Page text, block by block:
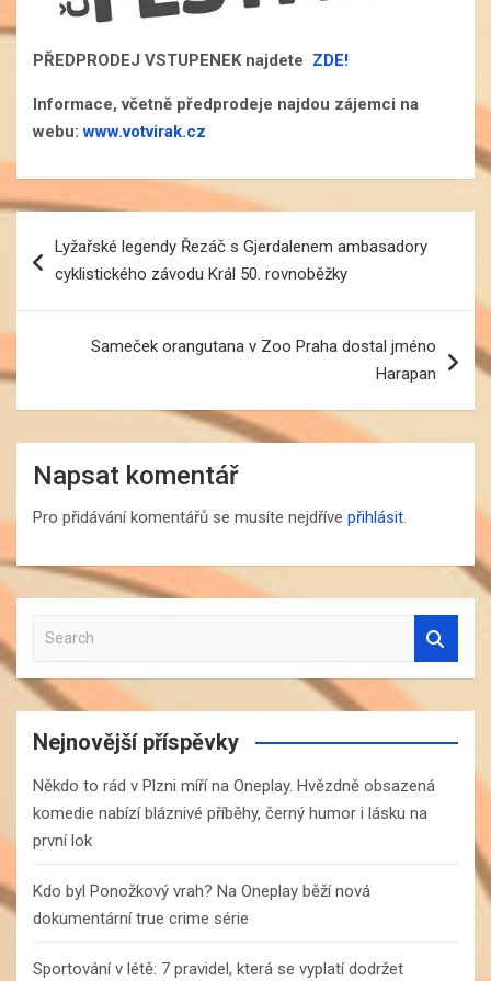
PŘEDPRODEJ VSTUPENEK najdete ZDE!
Informace, včetně předprodeje najdou zájemci na
webu: www.votvirak.cz
proLyžařské legendy Řezáč s Gjerdalenem ambasadory
cyklistického závodu Král 50. rovnoběžky
Sameček orangutana v Zoo Praha dostal jméno
Harapan
Napsat komentář
Pro přidávání komentářů se musíte nejdříve přihlásit.
a
r
c
Nejnovější příspěvky
Někdo to rád v Plzni míří na Oneplay. Hvězdně obsazená
komedie nabízí bláznivé příběhy, černý humor i lásku na
první lok
Kdo byl Ponožkový vrah? Na Oneplay běží nová
dokumentární true crime série
Sportování v létě: 7 pravidel, která se vyplatí dodržet